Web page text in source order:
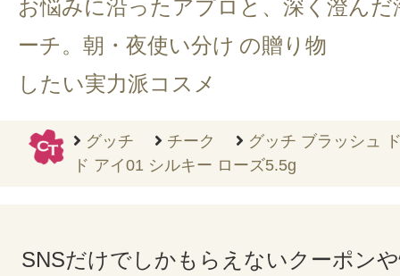
お悩みに沿ったアプロ
ーチ。朝・夜使い分け
したい実力派コスメ
と、深く澄んだ
の贈り物
グッチ チーク
グッチ ブラッシュ
ド アイ01 シルキー ローズ5.5g
SNSだけでしかもらえないクーポン